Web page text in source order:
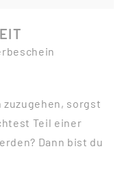
zuzugehen, sorgst
Teil einer
Dann bist du